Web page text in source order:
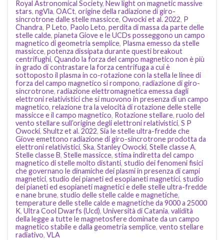
Royal Astronomical Society, New light on magnetic massive
stars, ngVla, OACt, origine della radiazione di giro-
sincrotrone dalle stelle massicce, Owocki et al. 2022, P
Chandra, P Leto, Paolo Leto, perdita di massa da parte delle
stelle calde, pianeta Giove e le UCDs posseggono un campo
magnetico di geometria semplice, Plasma emesso da stelle
massicce, potenza dissipata durante questi breakout
centrifughi, Quando la forza del campo magnetico non è più
in grado di contrastare la forza centrifuga a cui è
sottoposto il plasma in co-rotazione con la stella le linee di
forza del campo magnetico si rompono, radiazione di giro-
sincrotrone, radiazione elettromagnetica emessa dagli
elettroni relativistici che si muovono in presenza di un campo
magnetico, relazione tra la velocità di rotazione delle stelle
massicce e il campo magnetico, Rotazione stellare, ruolo del
vento stellare sull’origine degli elettroni relativistici, S P
Owocki, Shultz et al. 2022, Sia le stelle ultra-fredde che
Giove emettono radiazione di giro-sincrotrone prodotta da
elettroni relativistici, Ska, Stanley Owocki, Stelle classe A,
Stelle classe B, Stelle massicce, stima indiretta del campo
magnetico di stelle molto distanti, studio dei fenomeni fisici
che governano le dinamiche dei plasmi in presenza di campi
magnetici, studio dei pianeti ed esopianeti magnetici, studio
dei pianeti ed esopianeti magnetici e delle stelle ultra-fredde
e nane brune, studio delle stelle calde e magnetiche,
temperature delle stelle calde e magnetiche da 9000 a 25000
K, Ultra Cool Dwarfs (Ucd), Università di Catania, validità
della legge a tutte le magnetosfere dominate da un campo
magnetico stabile e dalla geometria semplice, vento stellare
radiativo, VLA